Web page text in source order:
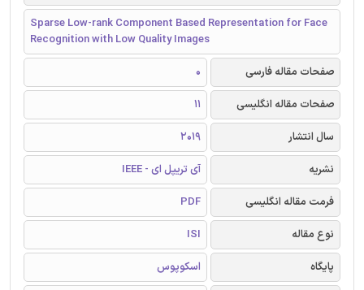
Sparse Low-rank Component Based Representation for Face
Recognition with Low Quality Images
صفحات مقاله فارسی
0
صفحات مقاله انگلیسی
11
سال انتشار
2019
نشریه
آی تریپل ای - IEEE
فرمت مقاله انگلیسی
PDF
نوع مقاله
ISI
پایگاه
اسکوپوس